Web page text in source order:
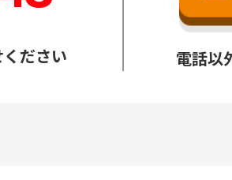
ださい 電話以